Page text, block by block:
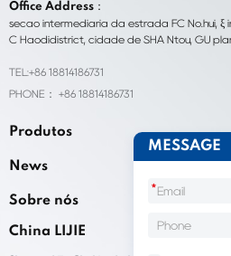
Office Address：
seção intermediária da estrada FC No.hui, ξ
C Haodidistrict, cidade de SHA Ntou, GU
TEL:+86 18814186731
PHONE： +86 18814186731
Produtos
News
Sobre nós
China LIJIE
MESSAGE
*